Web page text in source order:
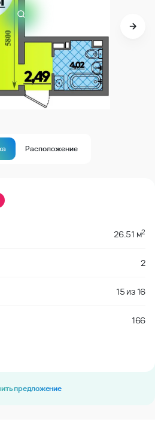
Расположение
26.51 м2
2
15 из16
166
предложение